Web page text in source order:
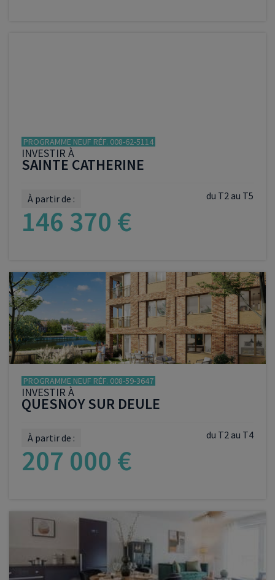
PROGRAMME NEUF RÉF. 008-62-5114
INVESTIR À
SAINTE CATHERINE
du T2 au T5
À partir de :
146 370 €
VOIR LE PROGRAMME
PROGRAMME NEUF RÉF. 008-59-3647
INVESTIR À
QUESNOY SUR DEULE
du T2 au T4
À partir de :
207 000 €
VOIR LE PROGRAMME